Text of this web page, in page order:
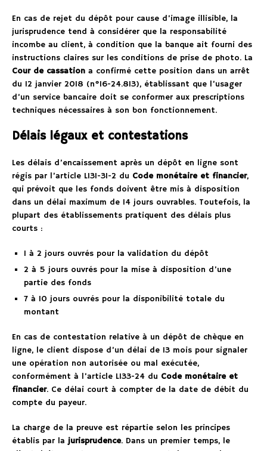
En cas de rejet du dépôt pour cause d’image illisible, la
jurisprudence tend à considérer que la responsabilité
incombe au client, à condition que la banque ait fourni des
instructions claires sur les conditions de prise de photo. La
Cour de cassation a confirmé cette position dans un arrêt
du 12 janvier 2018 (n°16-24.813), établissant que l’usager
d’un service bancaire doit se conformer aux prescriptions
techniques nécessaires à son bon fonctionnement.
Délais légaux et contestations
Les délais d’encaissement après un dépôt en ligne sont
régis par l’article L131-31-2 du Code monétaire et financier,
qui prévoit que les fonds doivent être mis à disposition
dans un délai maximum de 14 jours ouvrables. Toutefois, la
plupart des établissements pratiquent des délais plus
courts :
1 à 2 jours ouvrés pour la validation du dépôt
2 à 5 jours ouvrés pour la mise à disposition d’une
partie des fonds
7 à 10 jours ouvrés pour la disponibilité totale du
montant
En cas de contestation relative à un dépôt de chèque en
ligne, le client dispose d’un délai de 13 mois pour signaler
une opération non autorisée ou mal exécutée,
conformément à l’article L133-24 du Code monétaire et
financier. Ce délai court à compter de la date de débit du
compte du payeur.
La charge de la preuve est répartie selon les principes
établis par lajurisprudence. Dans un premier temps, le